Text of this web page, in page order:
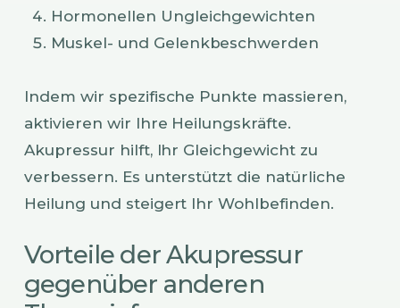
Hormonellen Ungleichgewichten
Muskel- und Gelenkbeschwerden
Indem wir spezifische Punkte massieren,
aktivieren wir Ihre Heilungskräfte.
Akupressur hilft, Ihr Gleichgewicht zu
verbessern. Es unterstützt die natürliche
Heilung und steigert Ihr Wohlbefinden.
Vorteile der Akupressur
gegenüber anderen